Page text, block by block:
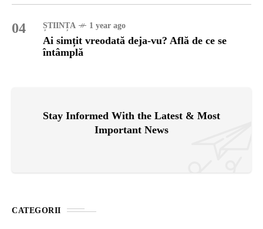
04 ȘTIINȚA 1 year ago
Ai simțit vreodată deja-vu? Află de ce se
întâmplă
Stay Informed With the Latest & Most
Important News
CATEGORII